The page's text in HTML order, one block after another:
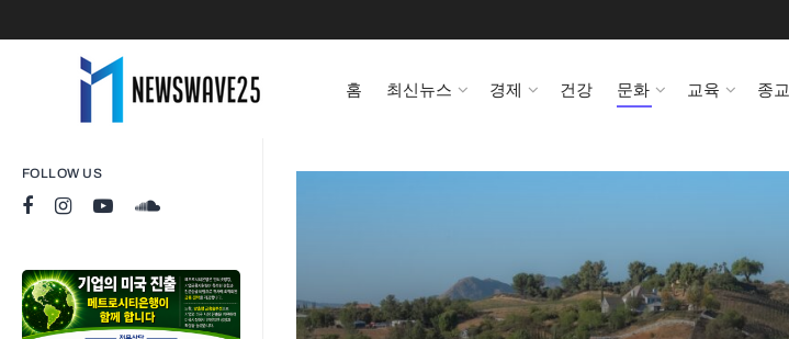
FOLLOW US
홈 최신뉴스 경제 건강 문화 교육 종교